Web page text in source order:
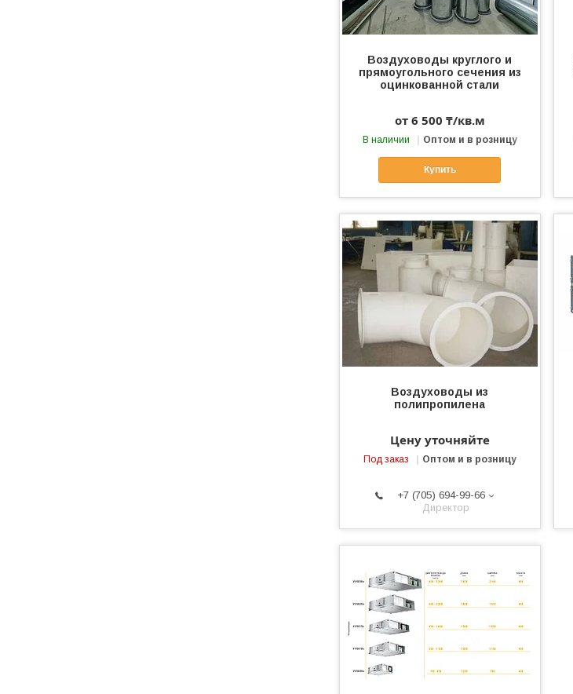
Воздуховоды круглого и
прямоугольного сечения из
оцинкованной стали
от 6 500 ₸/кв.м
В наличии Оптом и в розницу
Купить
Воздуховоды из
полипропилена
Цену уточняйте
Под заказ Оптом и в розницу
+7 (705) 694-99-66
Директор